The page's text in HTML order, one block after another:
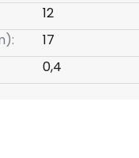
12
17
0,4